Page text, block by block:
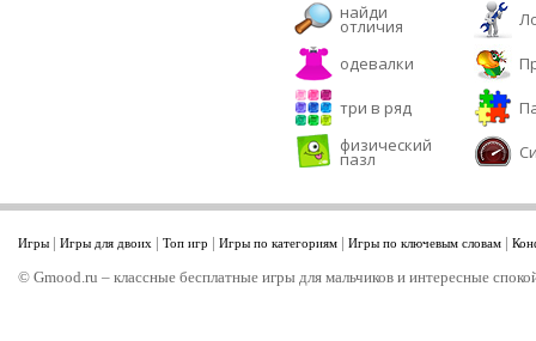
найди
отличия
одевалки
три в ряд
физический
пазл
Игры | Игры для двоих | Топ игр | Игры по категориям | Игры по ключевым словам |
© Gmood.ru – классные бесплатные игры для мальчиков и интересные